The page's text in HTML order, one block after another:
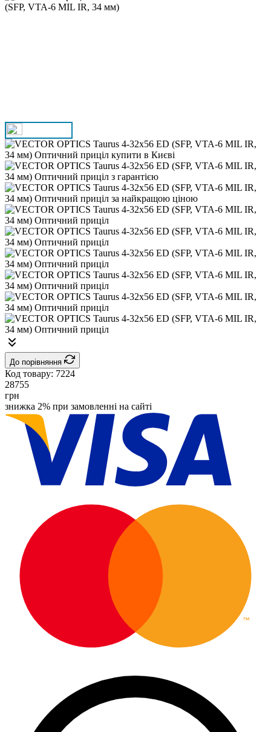
До порівняння
Код товару: 7224
28755
грн
знижка 2% при замовленні на сайті